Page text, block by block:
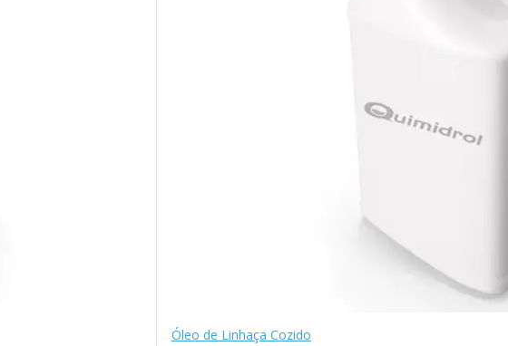
Óleo de Linhaça Cozido